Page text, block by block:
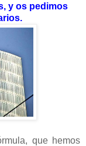
y os pedimos
que hemos